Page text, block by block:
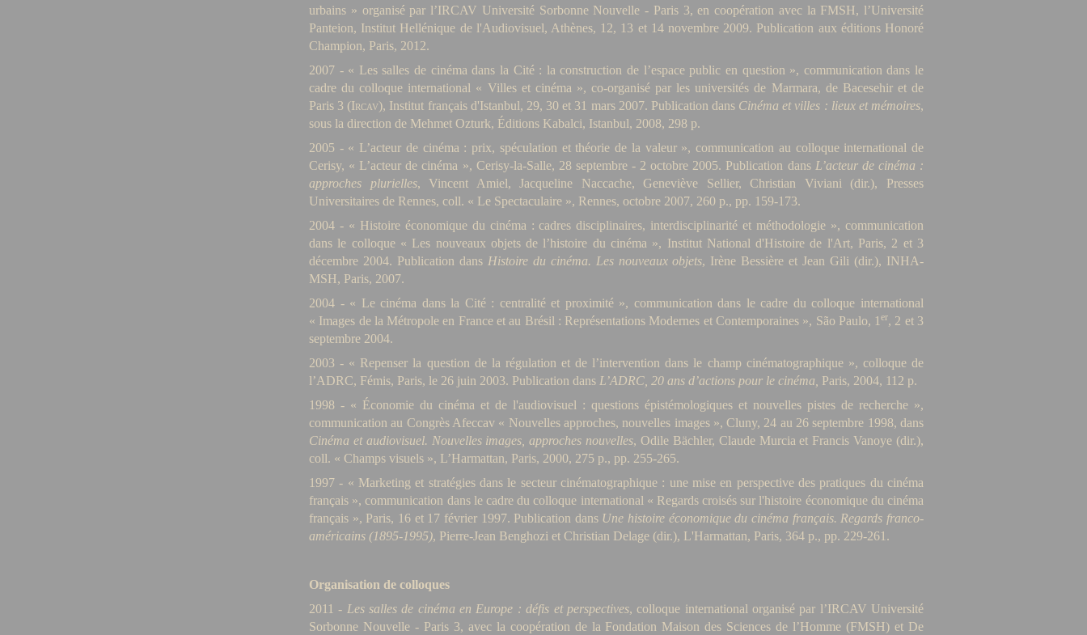
urbains » organisé par l’IRCAV Université Sorbonne Nouvelle - Paris 3, en coopération avec la FMSH, l’Université
Panteion, Institut Hellénique de l'Audiovisuel, Athènes, 12, 13 et 14 novembre 2009. Publication aux éditions Honoré
Champion, Paris, 2012.
2007 - « Les salles de cinéma dans la Cité : la construction de l’espace public en question », communication dans le
cadre du colloque international « Villes et cinéma », co-organisé par les universités de Marmara, de Bacesehir et de
Paris 3 (Ircav), Institut français d'Istanbul, 29, 30 et 31 mars 2007. Publication dans Cinéma et villes : lieux et mémoires,
sous la direction de Mehmet Ozturk, Éditions Kabalci, Istanbul, 2008, 298 p.
2005 - « L’acteur de cinéma : prix, spéculation et théorie de la valeur », communication au colloque international de
Cerisy, « L’acteur de cinéma », Cerisy-la-Salle, 28 septembre - 2 octobre 2005. Publication dans L’acteur de cinéma :
approches plurielles, Vincent Amiel, Jacqueline Naccache, Geneviève Sellier, Christian Viviani (dir.), Presses
Universitaires de Rennes, coll. « Le Spectaculaire », Rennes, octobre 2007, 260 p., pp. 159-173.
2004 - « Histoire économique du cinéma : cadres disciplinaires, interdisciplinarité et méthodologie », communication
dans le colloque « Les nouveaux objets de l’histoire du cinéma », Institut National d'Histoire de l'Art, Paris, 2 et 3
décembre 2004. Publication dans Histoire du cinéma. Les nouveaux objets, Irène Bessière et Jean Gili (dir.), INHA-
MSH, Paris, 2007.
2004 - « Le cinéma dans la Cité : centralité et proximité », communication dans le cadre du colloque international
« Images de la Métropole en France et au Brésil : Représentations Modernes et Contemporaines », São Paulo, 1er, 2 et 3
septembre 2004.
2003 - « Repenser la question de la régulation et de l’intervention dans le champ cinématographique », colloque de
l’ADRC, Fémis, Paris, le 26 juin 2003. Publication dans L’ADRC, 20 ans d’actions pour le cinéma, Paris, 2004, 112 p.
1998 - « Économie du cinéma et de l'audiovisuel : questions épistémologiques et nouvelles pistes de recherche »,
communication au Congrès Afeccav « Nouvelles approches, nouvelles images », Cluny, 24 au 26 septembre 1998, dans
Cinéma et audiovisuel. Nouvelles images, approches nouvelles, Odile Bächler, Claude Murcia et Francis Vanoye (dir.),
coll. « Champs visuels », L’Harmattan, Paris, 2000, 275 p., pp. 255-265.
1997 - « Marketing et stratégies dans le secteur cinématographique : une mise en perspective des pratiques du cinéma
français », communication dans le cadre du colloque international « Regards croisés sur l'histoire économique du cinéma
français », Paris, 16 et 17 février 1997. Publication dans Une histoire économique du cinéma français. Regards franco-
américains (1895-1995), Pierre-Jean Benghozi et Christian Delage (dir.), L'Harmattan, Paris, 364 p., pp. 229-261.
Organisation de colloques
2011 - Les salles de cinéma en Europe : défis et perspectives, colloque international organisé par l’IRCAV Université
Sorbonne Nouvelle - Paris 3, avec la coopération de la Fondation Maison des Sciences de l’Homme (FMSH) et De